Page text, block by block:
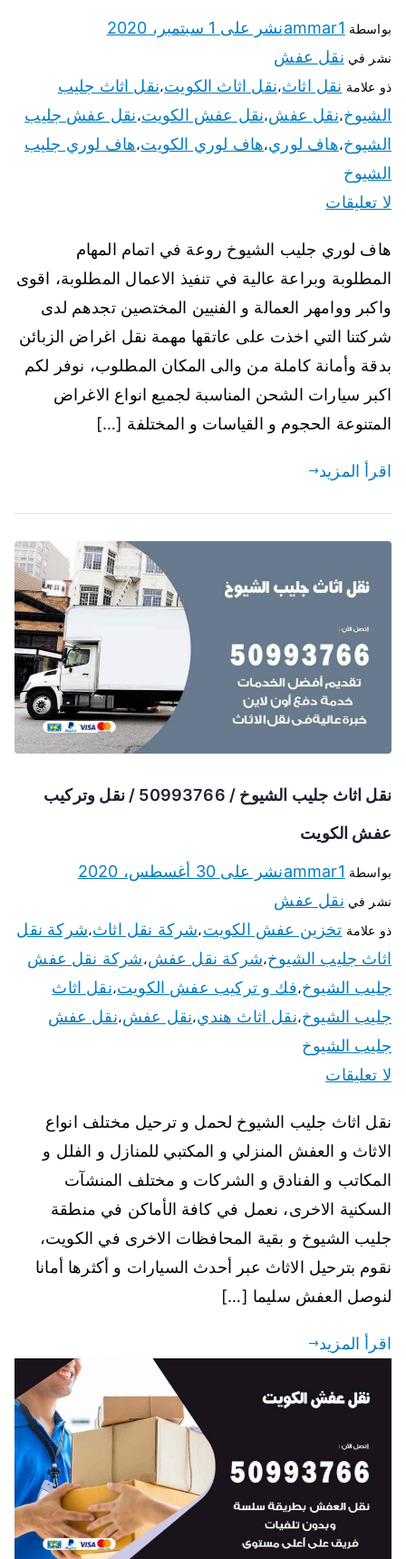
بواسطة ammar1نشر على 1 سبتمبر، 2020
نشر في نقل عفش
ذو علامة نقل اثاث،نقل اثاث الكويت،نقل اثاث جليب
الشيوخ،نقل عفش،نقل عفش الكويت،نقل عفش جليب
الشيوخ،هاف لوري،هاف لوري الكويت،هاف لوري جليب
الشيوخ
لا تعليقات
هاف لوري جليب الشيوخ روعة في اتمام المهام
المطلوبة وبراعة عالية في تنفيذ الاعمال المطلوبة، اقوى
واكبر ووامهر العمالة و الفنيين المختصين تجدهم لدى
شركتنا التي اخذت على عاتقها مهمة نقل اغراض الزبائن
بدقة وأمانة كاملة من والى المكان المطلوب، نوفر لكم
اكبر سيارات الشحن المناسبة لجميع انواع الاغراض
المتنوعة الحجوم و القياسات و المختلفة […]
اقرأ المزيد
نقل اثاث جليب الشيوخ / 50993766 / نقل وتركيب
عفش الكويت
بواسطة ammar1نشر على 30 أغسطس، 2020
نشر في نقل عفش
ذو علامة تخزين عفش الكويت،شركة نقل اثاث،شركة نقل
اثاث جليب الشيوخ،شركة نقل عفش،شركة نقل عفش
جليب الشيوخ،فك و تركيب عفش الكويت،نقل اثاث
جليب الشيوخ،نقل اثاث هندي،نقل عفش،نقل عفش
جليب الشيوخ
لا تعليقات
نقل اثاث جليب الشيوخ لحمل و ترحيل مختلف انواع
الاثاث و العفش المنزلي و المكتبي للمنازل و الفلل و
المكاتب و الفنادق و الشركات و مختلف المنشآت
السكنية الاخرى، نعمل في كافة الأماكن في منطقة
جليب الشيوخ و بقية المحافظات الاخرى في الكويت،
نقوم بترحيل الاثاث عبر أحدث السيارات و أكثرها أمانا
لنوصل العفش سليما […]
اقرأ المزيد